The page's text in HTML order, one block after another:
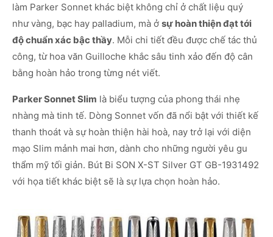
làm Parker Sonnet khác biệt không chỉ ở chất liệu quý
như vàng, bạc hay palladium, mà ở sự hoàn thiện đạt tới
độ chuẩn xác bậc thầy. Mỗi chi tiết đều được chế tác thủ
công, từ hoa văn Guilloche khắc sâu tinh xảo đến độ cân
bằng hoàn hảo trong từng nét viết.
Parker Sonnet Slim là biểu tượng của phong thái nhẹ
nhàng mà tinh tế. Dòng Sonnet vốn đã nổi bật với thiết kế
thanh thoát và sự hoàn thiện hài hoà, nay trở lại với diện
mạo Slim mảnh mai hơn, dành cho những người yêu gu
thẩm mỹ tối giản. Bút Bi SON X-ST Silver GT GB-1931492
với họa tiết khác biệt sẽ là sự lựa chọn hoàn hảo.